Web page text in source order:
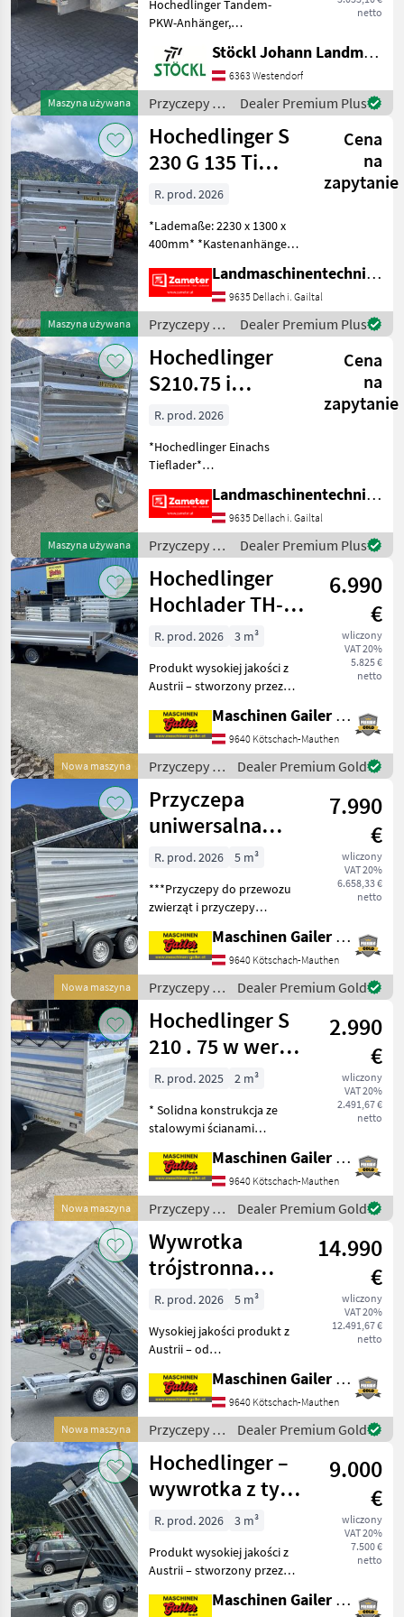
Humbaur
Pongratz
Böckmann
TPV
Eduard
Pokaż
wszystkie
27
MARKETPLACE
Marketplace
Oferty
dealerów
Ogłoszenia
Maszyna używana
netto
Hochedlinger Tandem-
PKW-Anhänger,
10m, Nutzlast 2090kg,
Bereifung 195/50-13,
Gutachten gültig bis 11/25,
Stützen hinten, Standort
Westendorf (A
Stöckl Johann Landmaschinen GesmbH & Co KG
6363 Westendorf
Przyczepy /
Hochedlinger
Dealer Premium Plus
Maszyna używana
Hochedlinger S
230 G 135 Ti
compact 1000 FP
Cena
na
zapytanie
R. prod. 2026
*Lademaße: 2230 x 1300 x
400mm* *Kastenanhänger*
Rückfahrautomatik*
*Deichselstützrad verstärkt
mit Kurbelautomatik*
*Aufsatzbordwände H: 60
Landmaschinentechnik Zameter Petra
9635 Dellach i. Gailtal
Przyczepy /
Hochedlinger
Dealer Premium Plus
Maszyna używana
Hochedlinger
S210.75 i
Compact 1000
FP
Cena
na
zapytanie
R. prod. 2026
*Hochedlinger Einachs
Tieflader*
*ungebremst*
*Aufsatzwände H:6000mm*
*Stahl feuerverzinkt*
*Flachplane mit Gummiseil
montiert* *stabile Stahl
Landmaschinentechnik Zameter Petra
9635 Dellach i. Gailtal
Przyczepy /
Hochedlinger
Dealer Premium Plus
Nowa maszyna
Hochedlinger
Hochlader TH-N
35 41 21 V-AL
6.990
€
wliczony
VAT 20%
5.825 €
netto
R. prod. 2026
3 m³
Produkt wysokiej jakości z
Austrii – stworzony przez
profesjonalistów!! *
Dokładne oznaczenie typu:
TH-N 35 41 21 V-AL *
Solidna konstrukcja, p
Maschinen Gailer GmbH
9640 Kötschach-Mauthen
Przyczepy /
Hochedlinger
Dealer Premium Gold
Nowa maszyna
Przyczepa
uniwersalna
Hochedlinger
TT.V 27 25 13 K
Compact 1600
KD
7.990
€
wliczony
VAT 20%
6.658,33 €
netto
R. prod. 2026
5 m³
***Przyczepy do przewozu
zwierząt i przyczepy
jakości produkt z Austrii –
stworzony przez
profesjonalistów dla
profesjonalistów!! *
Dokładna
Maschinen Gailer GmbH
9640 Kötschach-Mauthen
Przyczepy /
Hochedlinger
Dealer Premium Gold
Nowa maszyna
Hochedlinger S
210 . 75 w wersji
Compact 1000
FP, 2030 x 1120
mm
2.990
€
wliczony
VAT 20%
2.491,67 €
netto
R. prod. 2025
2 m³
* Solidna konstrukcja ze
stalowymi ścianami
ocynkowanymi ogniowo *
Bez hamulców *
Maksymalna masa
całkowita 750 kg * Wymiary
ładunkowe wewnątrz ok.:
203
Maschinen Gailer GmbH
9640 Kötschach-Mauthen
Przyczepy /
Hochedlinger
Dealer Premium Gold
Nowa maszyna
Wywrotka
trójstronna
Hochedlinger
TH-3SKE 35 37
17
14.990
€
wliczony
VAT 20%
12.491,67 €
netto
R. prod. 2026
5 m³
Wysokiej jakości produkt z
Austrii – od
profesjonalistów!
Wywrotka trójstronna
Hochedlinger o
następujących cechach: *
Dokładne oznaczenie
model
Maschinen Gailer GmbH
9640 Kötschach-Mauthen
Przyczepy /
Hochedlinger
Dealer Premium Gold
Hochedlinger –
wywrotka z tyłu
Hochedlinger
TH-RK 27 25 16
9.000
€
wliczony
VAT 20%
7.500 €
netto
R. prod. 2026
3 m³
Produkt wysokiej jakości z
Austrii – stworzony przez
profesjonalistów!! Jest to
Maschinen Gailer GmbH